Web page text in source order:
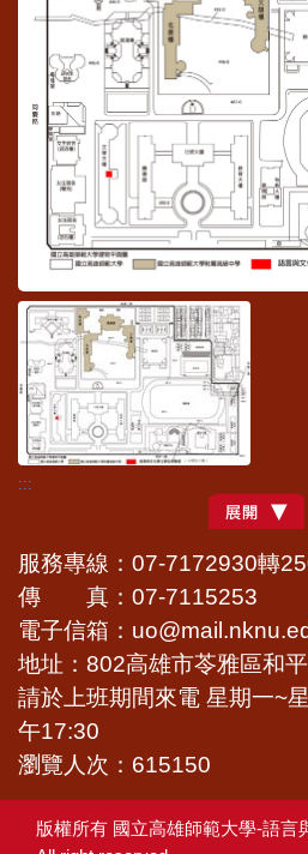
:::
服務專線：07-7172930轉
傳 真：07-7115253
電子信箱：
地址：802高雄市苓雅區和
請於上班期間來電 星期一~
午17:30
瀏覽人次：615150
版權所有 國立高雄師範大學-語言